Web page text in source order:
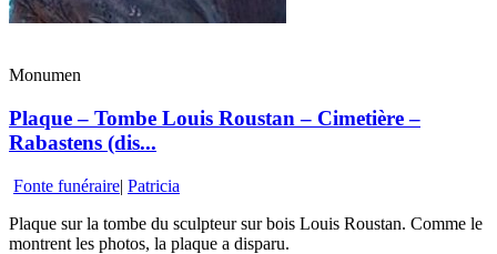
Monumen
Plaque – Tombe Louis Roustan – Cimetière –
Rabastens (dis...
Fonte funéraire| Patricia
Plaque sur la tombe du sculpteur sur bois Louis Roustan. Comme le
montrent les photos, la plaque a disparu.